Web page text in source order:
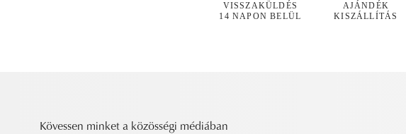
VISSZAKÜLDÉS
14 NAPON BELÜL
AJÁNDÉK
KISZÁLLÍTÁS
Kövessen minket a közösségi médiában